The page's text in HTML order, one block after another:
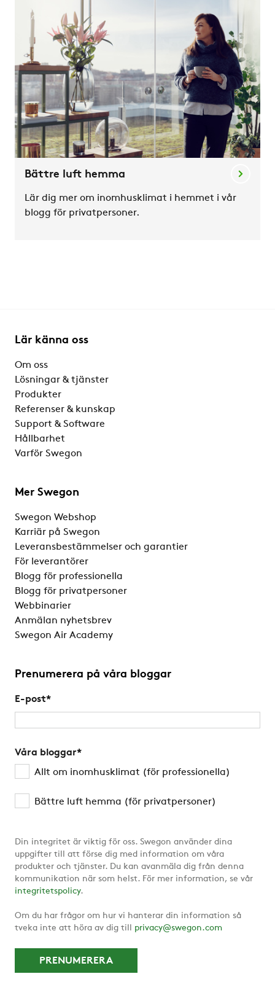
Bättre luft hemma
Lär dig mer om inomhusklimat i hemmet i vår
blogg för privatpersoner.
Lär känna oss
Om oss
Lösningar & tjänster
Produkter
Referenser & kunskap
Support & Software
Hållbarhet
Varför Swegon
Mer Swegon
Swegon Webshop
Karriär på Swegon
Leveransbestämmelser och garantier
För leverantörer
Blogg för professionella
Blogg för privatpersoner
Webbinarier
Anmälan nyhetsbrev
Swegon Air Academy
Prenumerera på våra bloggar
E-post*
Våra bloggar*
Allt om inomhusklimat (för professionella)
Bättre luft hemma (för privatpersoner)
Din integritet är viktig för oss. Swegon använder dina
uppgifter till att förse dig med information om våra
produkter och tjänster. Du kan avanmäla dig från denna
kommunikation när som helst. För mer information, se vår
integritetspolicy.
Om du har frågor om hur vi hanterar din information så
tveka inte att höra av dig till privacy@swegon.com